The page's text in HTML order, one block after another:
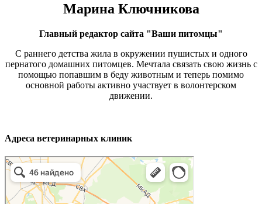
Марина Ключникова
Главный редактор сайта "Ваши питомцы"
С раннего детства жила в окружении пушистых и одного
пернатого домашних питомцев. Мечтала связать свою жизнь с
помощью попавшим в беду животным и теперь помимо
основной работы активно участвует в волонтерском
движении.
Адреса ветеринарных клиник